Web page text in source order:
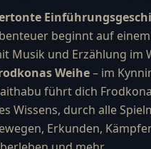
beginnt auf
Musik und Erzählung im
Weihe– im
führt dich
Wissens, durch alle
Erkunden,